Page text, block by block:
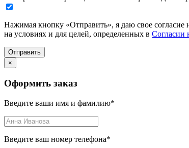
Нажимая кнопку «Отправить», я даю свое
на условиях и для целей, определенных в Согласии
Отправить
×
Оформить заказ
Введите ваши имя и фамилию*
Введите ваш номер телефона*